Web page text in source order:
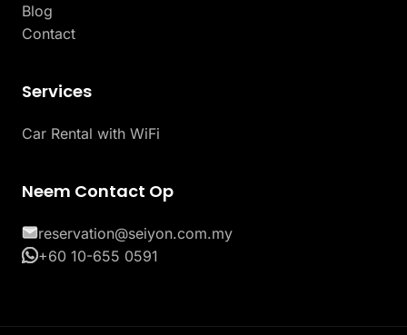
Services
Car Rental with WiFi
Blog
Contact
Neem Contact Op
reservation@seiyon.com.my
+60 10-655 0591